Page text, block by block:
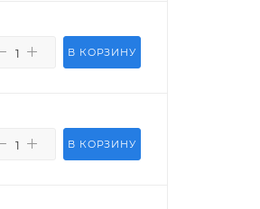
В КОРЗИНУ
В КОРЗИНУ